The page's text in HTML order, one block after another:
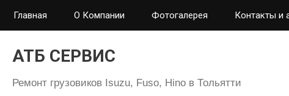
Главная О Компании Фотогалерея Контакты и
АТБ СЕРВИС
Ремонт грузовиков Isuzu, Fuso, Hino в Тольятти